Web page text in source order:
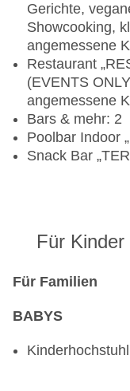
Gerichte,
Showcooking,
angemessene
Restaurant
(EVENTS
angemessene
Bars & mehr: 2
Poolbar Indoor
Snack Bar
Für Kinder
Für Familien
BABYS
Kinderhochstuhl